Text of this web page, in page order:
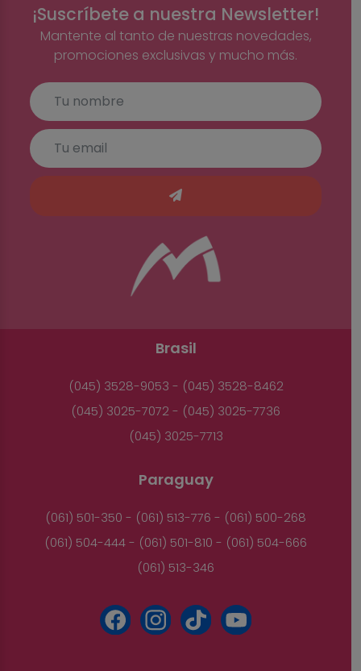
¡Suscríbete a nuestra Newsletter!
Mantente al tanto de nuestras novedades,
promociones exclusivas y mucho más.
Brasil
(045) 3528-9053 - (045) 3528-8462
(045) 3025-7072 - (045) 3025-7736
(045) 3025-7713
Paraguay
(061) 501-350 - (061) 513-776 - (061) 500-268
(061) 504-444 - (061) 501-810 - (061) 504-666
(061) 513-346